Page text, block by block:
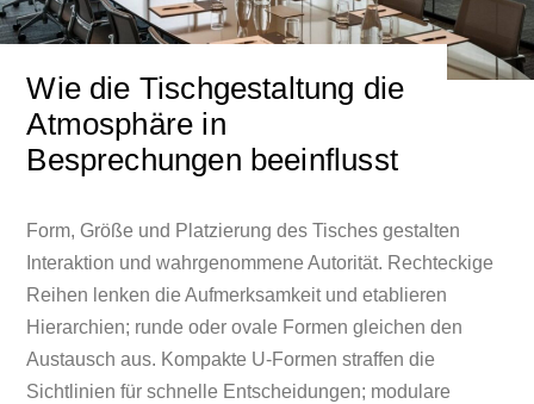
Wie die Tischgestaltung die
Atmosphäre in
Besprechungen beeinflusst
Form, Größe und Platzierung des Tisches gestalten
Interaktion und wahrgenommene Autorität. Rechteckige
Reihen lenken die Aufmerksamkeit und etablieren
Hierarchien; runde oder ovale Formen gleichen den
Austausch aus. Kompakte U-Formen straffen die
Sichtlinien für schnelle Entscheidungen; modulare